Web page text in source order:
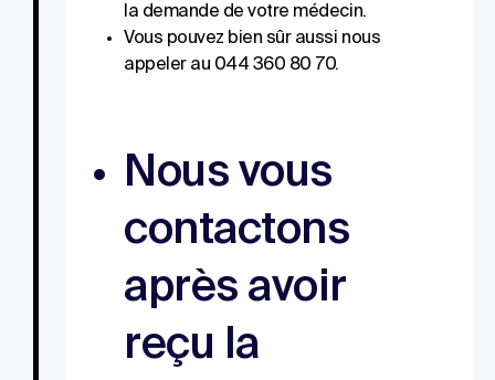
la demande de votre médecin.
Vous pouvez bien sûr aussi nous
appeler au 044 360 80 70.
Nous vous
contactons
après avoir
reçu la